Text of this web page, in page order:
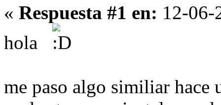
« Respuesta #1 en: 12-06-
hola
me paso algo similiar hace